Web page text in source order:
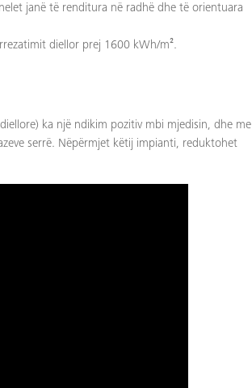
janë të renditura në radhë dhe të orientuara
diellor prej 1600 kWh/m².
ka një ndikim pozitiv mbi mjedisin, dhe me
serrë. Nëpërmjet këtij impianti, reduktohet